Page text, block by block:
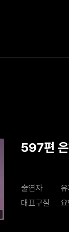
597편 은
출연자
대표구절